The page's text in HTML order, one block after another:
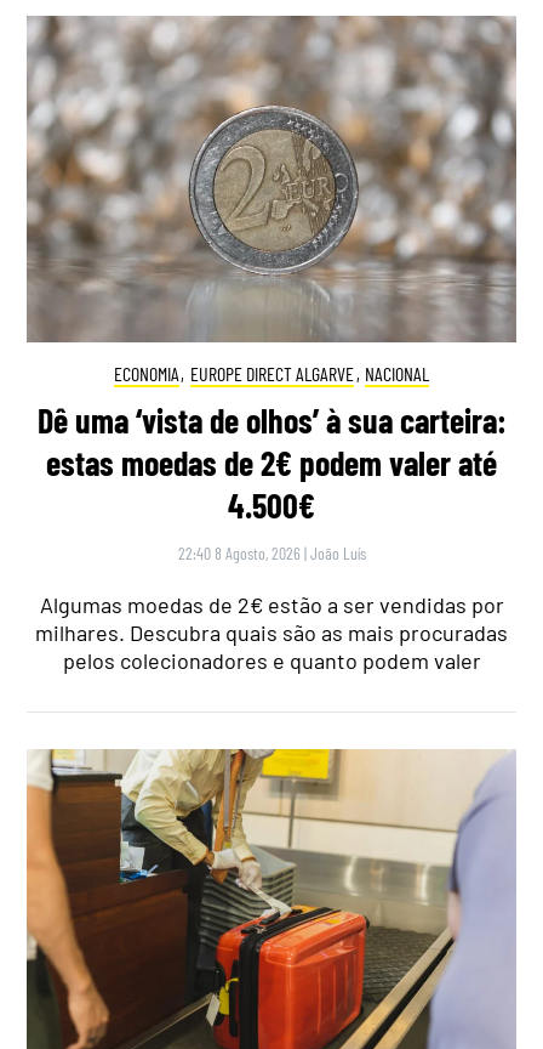
ECONOMIA, EUROPE DIRECT ALGARVE, NACIONAL
Dê uma ‘vista de olhos’ à sua carteira:
estas moedas de 2€ podem valer até
4.500€
22:40 8 Agosto, 2026 |João Luís
Algumas moedas de 2€ estão a ser vendidas por
milhares. Descubra quais são as mais procuradas
pelos colecionadores e quanto podem valer